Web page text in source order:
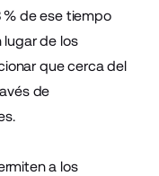
% de ese tiempo
lugar de los
que cerca del
de
a los